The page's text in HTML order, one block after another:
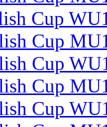
Cup
Cup
Cup
Cup
Cup